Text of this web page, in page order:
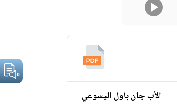
الأب جان باول اليسوعي